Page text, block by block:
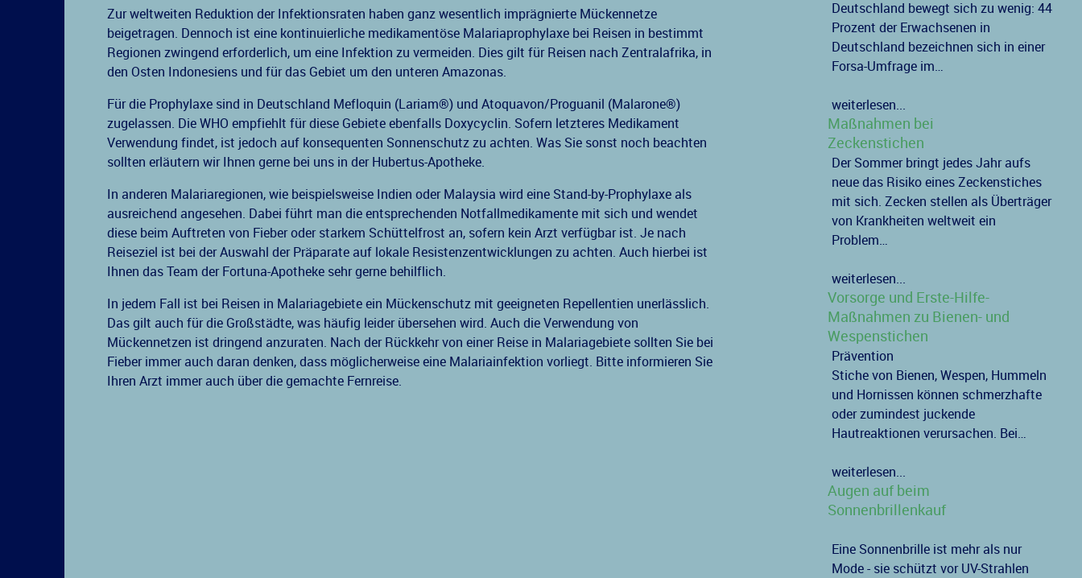
Zur weltweiten Reduktion der Infektionsraten haben ganz wesentlich imprägnierte Mückennetze
beigetragen. Dennoch ist eine kontinuierliche medikamentöse Malariaprophylaxe bei Reisen in bestimmt
Regionen zwingend erforderlich, um eine Infektion zu vermeiden. Dies gilt für Reisen nach Zentralafrika, in
den Osten Indonesiens und für das Gebiet um den unteren Amazonas.
Für die Prophylaxe sind in Deutschland Mefloquin (Lariam®) und Atoquavon/Proguanil (Malarone®)
zugelassen. Die WHO empfiehlt für diese Gebiete ebenfalls Doxycyclin. Sofern letzteres Medikament
Verwendung findet, ist jedoch auf konsequenten Sonnenschutz zu achten. Was Sie sonst noch beachten
sollten erläutern wir Ihnen gerne bei uns in der Hubertus-Apotheke.
In anderen Malariaregionen, wie beispielsweise Indien oder Malaysia wird eine Stand-by-Prophylaxe als
ausreichend angesehen. Dabei führt man die entsprechenden Notfallmedikamente mit sich und wendet
diese beim Auftreten von Fieber oder starkem Schüttelfrost an, sofern kein Arzt verfügbar ist. Je nach
Reiseziel ist bei der Auswahl der Präparate auf lokale Resistenzentwicklungen zu achten. Auch hierbei ist
Ihnen das Team der Fortuna-Apotheke sehr gerne behilflich.
In jedem Fall ist bei Reisen in Malariagebiete ein Mückenschutz mit geeigneten Repellentien unerlässlich.
Das gilt auch für die Großstädte, was häufig leider übersehen wird. Auch die Verwendung von
Mückennetzen ist dringend anzuraten. Nach der Rückkehr von einer Reise in Malariagebiete sollten Sie bei
Fieber immer auch daran denken, dass möglicherweise eine Malariainfektion vorliegt. Bitte informieren Sie
Ihren Arzt immer auch über die gemachte Fernreise.
Deutschland bewegt sich zu wenig: 44
Prozent der Erwachsenen in
Deutschland bezeichnen sich in einer
Forsa-Umfrage im…
weiterlesen...
Maßnahmen bei
Zeckenstichen
Der Sommer bringt jedes Jahr aufs
neue das Risiko eines Zeckenstiches
mit sich. Zecken stellen als Überträger
von Krankheiten weltweit ein
Problem…
weiterlesen...
Vorsorge und Erste-Hilfe-
Maßnahmen zu Bienen- und
Wespenstichen
Prävention
Stiche von Bienen, Wespen, Hummeln
und Hornissen können schmerzhafte
oder zumindest juckende
Hautreaktionen verursachen. Bei…
weiterlesen...
Augen auf beim
Sonnenbrillenkauf
Eine Sonnenbrille ist mehr als nur
Mode - sie schützt vor UV-Strahlen